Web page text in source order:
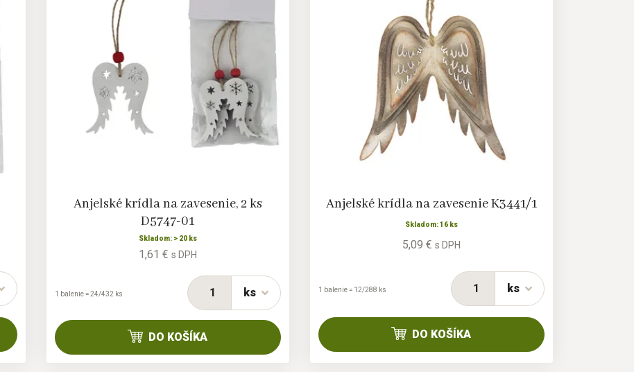
Anjelské krídla na zavesenie, 2 ks
D5747-01
Skladom: > 20 ks
1,61 € s DPH
ks
1 balenie = 24/432 ks
DO KOŠÍKA
Anjelské krídla na zavesenie K3441/1
Skladom: 16 ks
5,09 € s DPH
ks
1 balenie = 12/288 ks
DO KOŠÍKA